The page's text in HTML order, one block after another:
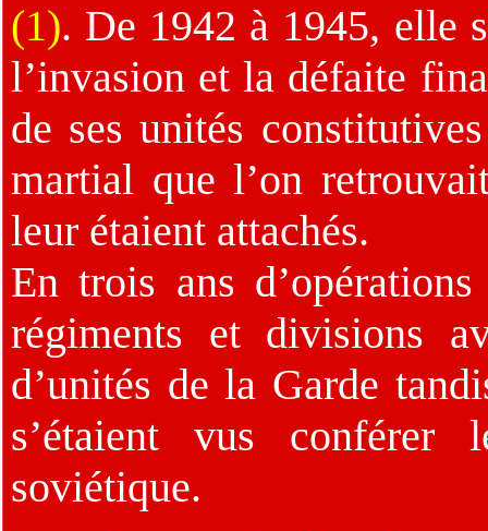
(1). De 1942 à 1945, elle
l’invasion et la défaite
de ses unités
martial que l’on
leur étaient attachés.
En trois ans
régiments et divisions
d’unités de la Garde
s’étaient vus
soviétique.